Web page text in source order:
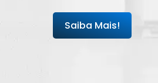
Saiba Mais!